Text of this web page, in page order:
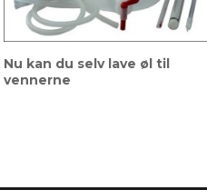
Nu kan du selv lave øl til
vennerne